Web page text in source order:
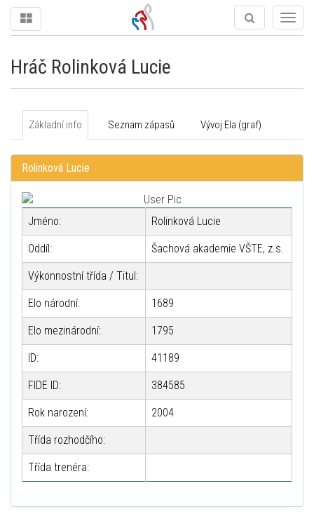
Hráč Rolinková Lucie
Základní info Seznam zápasů Vývoj Ela (graf)
Rolinková Lucie
Jméno: Rolinková Lucie
Oddíl: Šachová akademie VŠTE, z.s.
Výkonnostní třída / Titul:
Elo národní: 1689
Elo mezinárodní: 1795
ID: 41189
FIDE ID: 384585
Rok narození: 2004
Třída rozhodčího:
Třída trenéra: